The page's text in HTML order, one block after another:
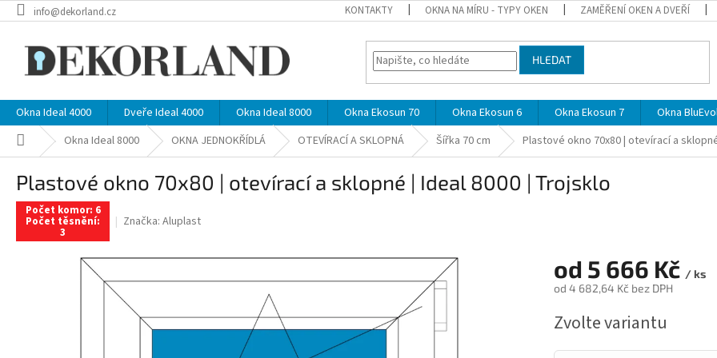
Přejít
na
info@dekorland.cz KONTAKTY OKNA NA MÍRU - TYPY OKEN ZAMĚŘENÍ OKEN A DVEŘÍ
HLEDAT
Okna Ideal 4000 Dveře Ideal 4000 Okna Ideal 8000 Okna Ekosun 70 Okna Ekosun 6 Okna Ekosun 7 Okna
Domů Okna Ideal 8000 OKNA JEDNOKŘÍDLÁ OTEVÍRACÍ A SKLOPNÁ Šířka 70 cm Plastové okno 70x80 | otevírací a
Plastové okno 70x80 | otevírací a sklopné | Ideal 8000 | Trojsklo
Počet komor: 6
Počet těsnění:
3
Značka: Aluplast
od 5 666 Kč / ks
od 4 682,64 Kč bez DPH
cena:
Zvolte variantu